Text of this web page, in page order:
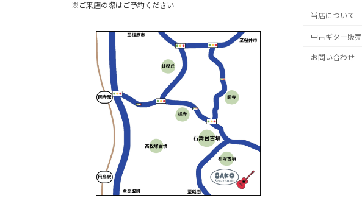
※ご来店の際はご予約ください
当店について
中古ギター販売
お問い合わせ